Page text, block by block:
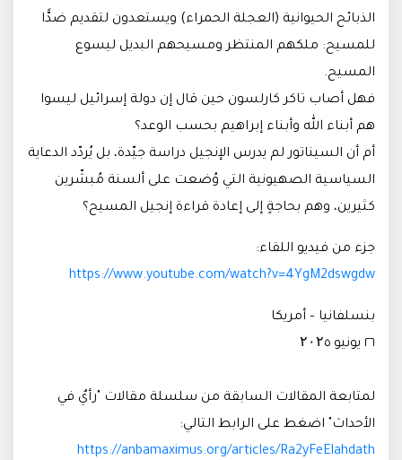
الذبائح الحيوانية (العجلة الحمراء) ويستعدون لتقديم ضدًّا
للمسيح: ملكهم المنتظر ومسيحهم البديل ليسوع
المسيح.
فهل أصاب تاكر كارلسون حين قال إن دولة إسرائيل ليسوا
هم أبناء الله وأبناء إبراهيم بحسب الوعد؟
أم أن السيناتور لم يدرس الإنجيل دراسة جيّدة، بل يُردّد الدعاية
السياسية الصهيونية التي وُضعت على ألسنة مُبشّرين
كثيرين، وهم بحاجةٍ إلى إعادة قراءة إنجيل المسيح؟
جزء من فيديو اللقاء:
https://www.youtube.com/watch?v=4YgM2dswgdw
بنسلفانيا – أمريكا
٢٦ يونيو ۲۰۲٥
لمتابعة المقالات السابقة من سلسلة مقالات "رأيٌ في
الأحداث" اضغط على الرابط التالي:
https://anbamaximus.org/articles/Ra2yFeElahdath